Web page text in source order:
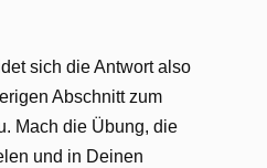
sich die Antwort also
Abschnitt zum
Mach die Übung, die
und in Deinen